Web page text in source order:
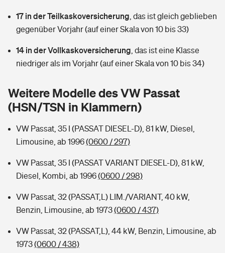
Sie haben Fragen?
Restkreditversicherung
Hochwasser-Check: Wie gefährdet ist Ihr Haus?
Wer versichert was: Jetzt Versicherer finden
Sie haben Fragen?
Hundehalter-Haftpflicht
Private Cyberversicherung
Musikinstrumentenversicherung
Zur Übersicht
Tools
Kinderunfall-Check: Mehr Sicherheit für deine Kids
Tools
Wer versichert was: Jetzt Versicherer finden
Sie haben Fragen?
Rentenrechner: Wie viel Geld bekomme ich im Alter?
17 in der Teilkaskoversicherung das ist gleich geblieben
gegenüber Vorjahr (auf einer Skala von 10 bis 33)
14 in der Vollkaskoversicherung das ist eine Klasse
niedriger als im Vorjahr (auf einer Skala von 10 bis 34)
Weitere Modelle des VW Passat
(HSN/TSN in Klammern)
VW Passat, 35 I (PASSAT DIESEL-D), 81 kW, Diesel,
Limousine, ab 1996(0600 / 297)
VW Passat, 35 I (PASSAT VARIANT DIESEL-D), 81 kW,
Diesel, Kombi, ab 1996(0600 / 298)
VW Passat, 32 (PASSAT,L) LIM./VARIANT, 40 kW,
Benzin, Limousine, ab 1973(0600 / 437)
VW Passat, 32 (PASSAT,L), 44 kW, Benzin, Limousine, ab
1973(0600 / 438)